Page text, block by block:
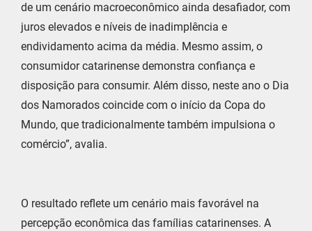
de um cenário macroeconômico ainda desafiador, com
juros elevados e níveis de inadimplência e
endividamento acima da média. Mesmo assim, o
consumidor catarinense demonstra confiança e
disposição para consumir. Além disso, neste ano o Dia
dos Namorados coincide com o início da Copa do
Mundo, que tradicionalmente também impulsiona o
comércio”, avalia.
O resultado reflete um cenário mais favorável na
percepção econômica das famílias catarinenses. A